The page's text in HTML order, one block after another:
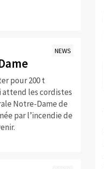
NEWS
pour 200 t
attend les cordistes
Notre-Dame de
par l’incendie de